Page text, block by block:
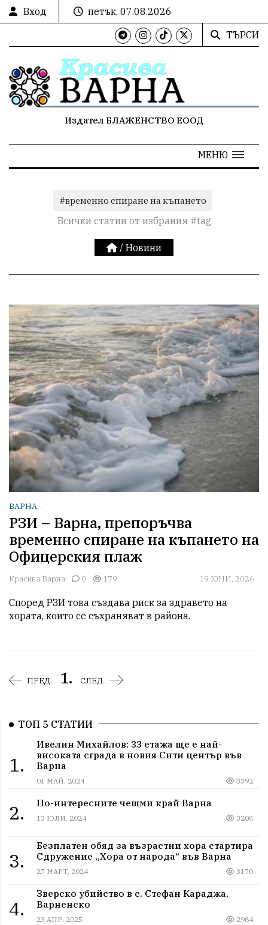
Вход
петък, 07.08.2026
ТЪРСИ
Издател БЛАЖЕНСТВО ЕООД
МЕНЮ
#временно спиране на къпането
Всички статии от избрания #tag
/ Новини
ВАРНА
РЗИ – Варна, препоръчва
временно спиране на къпането на
Офицерския плаж
Красива Варна 0 179 19 ЮНИ, 2026
Според РЗИ това създава риск за здравето на
хората, които се съхраняват в района.
ПРЕД. 1. СЛЕД.
ТОП 5 СТАТИИ
1.
Ивелин Михайлов: 33 етажа ще е най-
високата сграда в новия Сити център във
Варна
01 МАЙ, 2024 3392
2. По-интересните чешми край Варна
13 ЮЛИ, 2024 3208
3.
Безплатен обяд за възрастни хора стартира
Сдружение „Хора от народа“ във Варна
27 МАРТ, 2024 3170
4.
Зверско убийство в с. Стефан Караджа,
Варненско
23 АПР, 2025 2984